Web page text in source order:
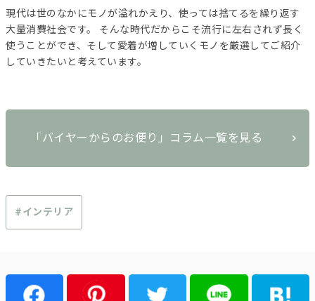
現代は世のなかにモノが溢れかえり、使っては捨てるを繰り返す
大量消費社会です。 そんな時代だからこそ流行に左右されず長く
使うことができ、そして愛着が増していくモノを厳選してご紹介
していきたいと考えています。
#インテリア
「バイヤーからのお便り」コラム一覧を見る